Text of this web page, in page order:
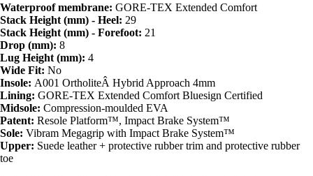
Waterproof membrane: GORE-TEX Extended Comfort
Stack Height (mm) - Heel: 29
Stack Height (mm) - Forefoot: 21
Drop (mm): 8
Lug Height (mm): 4
Wide Fit: No
Insole: A001 OrtholiteÂ Hybrid Approach 4mm
Lining: GORE-TEX Extended Comfort Bluesign Certified
Midsole: Compression-moulded EVA
Patent: Resole Platform™, Impact Brake System™
Sole: Vibram Megagrip with Impact Brake System™
Upper: Suede leather + protective rubber trim and protective rubber
toe